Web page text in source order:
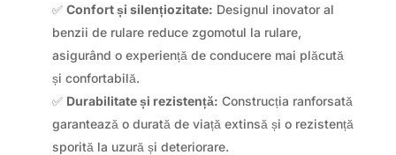
✅ Confort și silențiozitate: Designul inovator al
benzii de rulare reduce zgomotul la rulare,
asigurând o experiență de conducere mai plăcută
și confortabilă.
✅ Durabilitate și rezistență: Construcția ranforsată
garantează o durată de viață extinsă și o rezistență
sporită la uzură și deteriorare.